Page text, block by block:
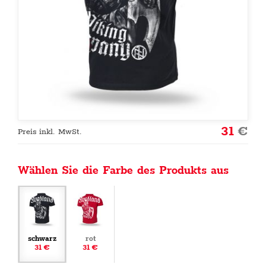
Preis inkl. MwSt. 31€
Wählen Sie die Farbe des Produkts aus
schwarz
31 €
rot
31 €